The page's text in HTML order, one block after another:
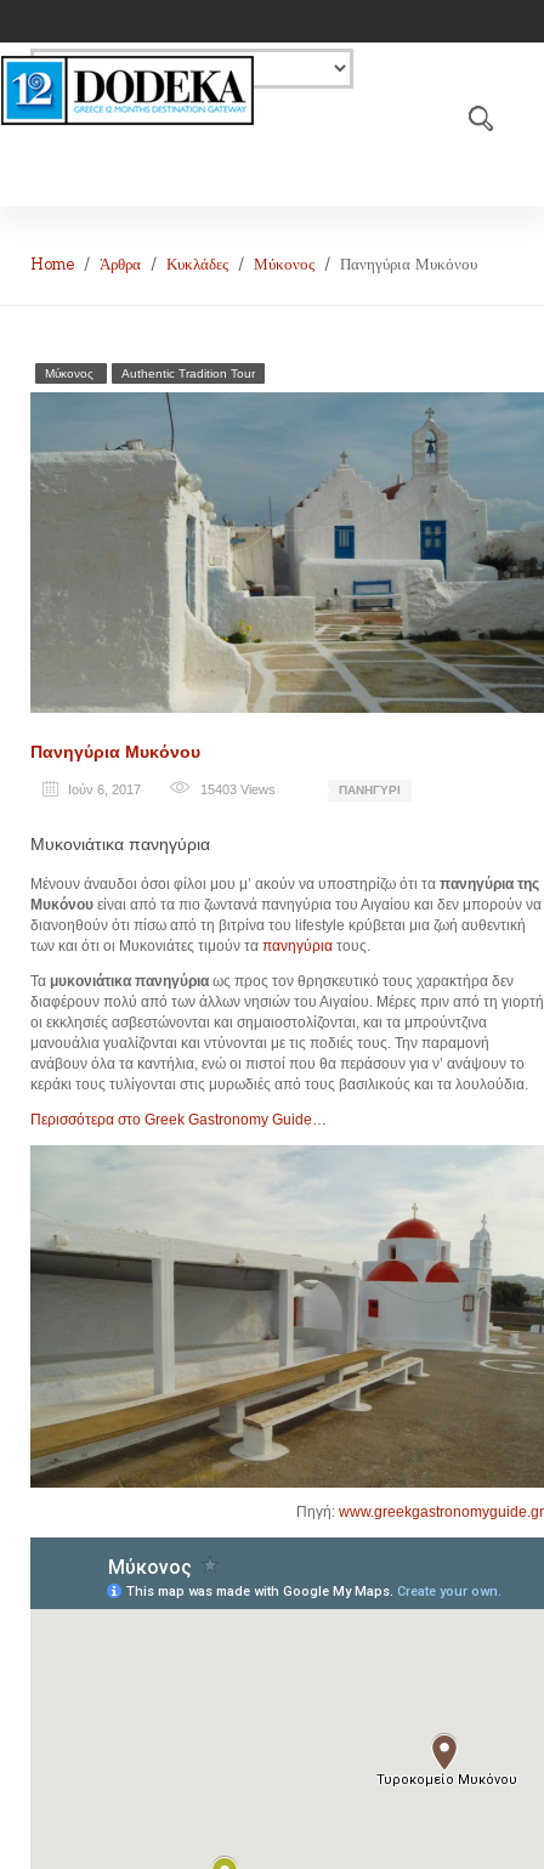
Home Άρθρα Κυκλάδες Μύκονος Πανηγύρια Μυκόνου
Μύκονος Authentic Tradition Tour
Πανηγύρια Μυκόνου
Ιούν 6, 2017 15403 Views ΠΑΝΗΓΎΡΙ
Μυκονιάτικα πανηγύρια
Μένουν άναυδοι όσοι φίλοι μου μ’ ακούν να υποστηρίζω ότι τα πανηγύρια της
Μυκόνου είναι από τα πιο ζωντανά πανηγύρια του Αιγαίου και δεν μπορούν να
διανοηθούν ότι πίσω από τη βιτρίνα του lifestyle κρύβεται μια ζωή αυθεντική
των και ότι οι Μυκονιάτες τιμούν τα πανηγύρια τους.
Τα μυκονιάτικα πανηγύρια ως προς τον θρησκευτικό τους χαρακτήρα δεν
διαφέρουν πολύ από των άλλων νησιών του Αιγαίου. Μέρες πριν από τη γιορτή
οι εκκλησιές ασβεστώνονται και σημαιοστολίζονται, και τα μπρούντζινα
μανουάλια γυαλίζονται και ντύνονται με τις ποδιές τους. Την παραμονή
ανάβουν όλα τα καντήλια, ενώ οι πιστοί που θα περάσουν για ν’ ανάψουν το
κεράκι τους τυλίγονται στις μυρωδιές από τους βασιλικούς και τα λουλούδια.
Περισσότερα στο Greek Gastronomy Guide…
Πηγή: www.greekgastronomyguide.gr